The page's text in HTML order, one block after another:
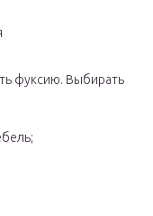
фуксию. Выбирать